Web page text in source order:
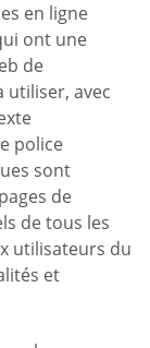
en ligne
ont une
de
utiliser, avec
police
sont
de
de tous les
utilisateurs du
et